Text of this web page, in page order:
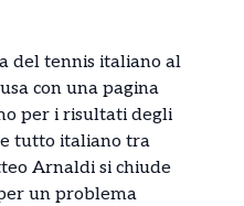
del tennis italiano al
con una pagina
per i risultati degli
tutto italiano tra
Arnaldi si chiude
un problema